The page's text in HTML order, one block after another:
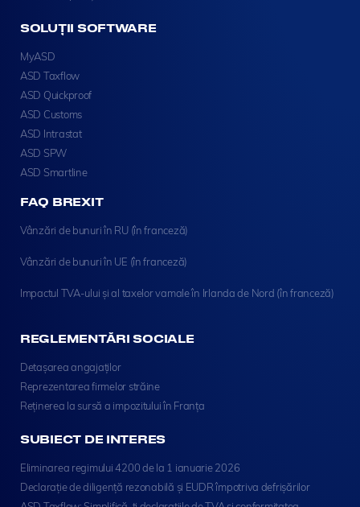
SOLUȚII SOFTWARE
MyASD
ASD Taxflow
ASD Quickproof
ASD Customs
ASD Intrastat
ASD SPW
ASD Smartline
FAQ BREXIT
Vânzări de bunuri în RU (în franceză)
Vânzări de bunuri în UE (în franceză)
Impactul TVA-ului și al taxelor vamale în Irlanda de Nord (în franceză)
REGLEMENTĂRI SOCIALE
Detașarea angajaților
Reprezentarea firmelor străine
Reținerea la sursă a impozitului în Franța
SUBIECT DE INTERES
Eliminarea regimului 4200 de la 1 ianuarie 2026
Declarație de diligență rezonabilă și EUDR împotriva defrișărilor